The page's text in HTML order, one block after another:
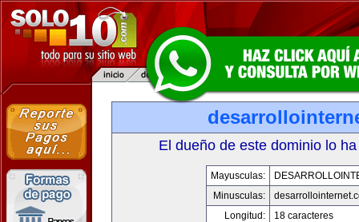
El dueño de este dominio lo
Mayusculas:
Minusculas:
Longitud:
18 caracteres